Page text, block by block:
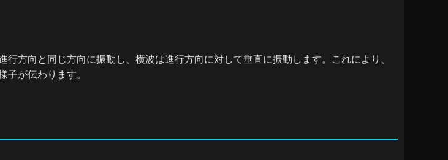
方向と同じ方向に振動し、横波は進行方向に対して垂直に振動します。これにより、
子が伝わります。